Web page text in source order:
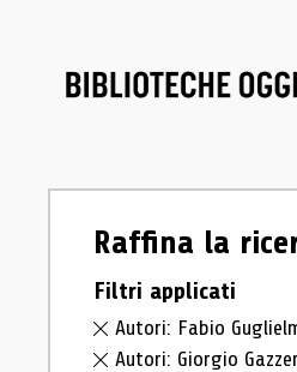
Raffina la
Filtri applicati
Autori: Fabio
Autori: Giorgio